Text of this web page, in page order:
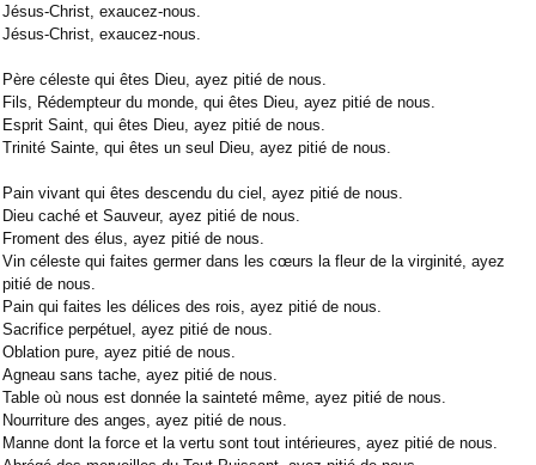
Jésus-Christ, exaucez-nous.
Jésus-Christ, exaucez-nous.
Père céleste qui êtes Dieu, ayez pitié de nous.
Fils, Rédempteur du monde, qui êtes Dieu, ayez pitié de nous.
Esprit Saint, qui êtes Dieu, ayez pitié de nous.
Trinité Sainte, qui êtes un seul Dieu, ayez pitié de nous.
Pain vivant qui êtes descendu du ciel, ayez pitié de nous.
Dieu caché et Sauveur, ayez pitié de nous.
Froment des élus, ayez pitié de nous.
Vin céleste qui faites germer dans les cœurs la fleur de la virginité, ayez
pitié de nous.
Pain qui faites les délices des rois, ayez pitié de nous.
Sacrifice perpétuel, ayez pitié de nous.
Oblation pure, ayez pitié de nous.
Agneau sans tache, ayez pitié de nous.
Table où nous est donnée la sainteté même, ayez pitié de nous.
Nourriture des anges, ayez pitié de nous.
Manne dont la force et la vertu sont tout intérieures, ayez pitié de nous.